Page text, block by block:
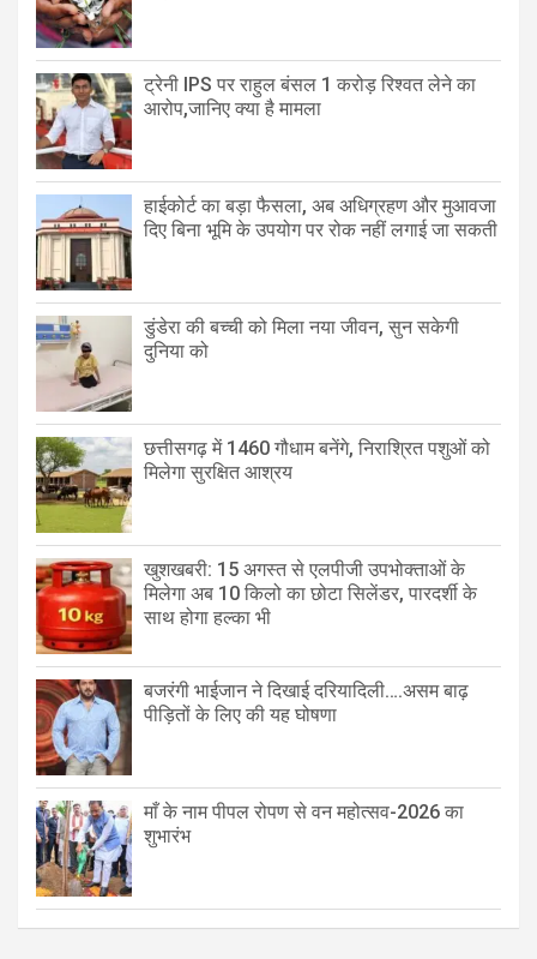
ट्रेनी IPS पर राहुल बंसल 1 करोड़ रिश्वत लेने का
आरोप,जानिए क्या है मामला
हाईकोर्ट का बड़ा फैसला, अब अधिग्रहण और मुआवजा
दिए बिना भूमि के उपयोग पर रोक नहीं लगाई जा सकती
डुंडेरा की बच्ची को मिला नया जीवन, सुन सकेगी
दुनिया को
छत्तीसगढ़ में 1460 गौधाम बनेंगे, निराश्रित पशुओं को
मिलेगा सुरक्षित आश्रय
खुशखबरी: 15 अगस्त से एलपीजी उपभोक्ताओं के
मिलेगा अब 10 किलो का छोटा सिलेंडर, पारदर्शी के
साथ होगा हल्का भी
बजरंगी भाईजान ने दिखाई दरियादिली….असम बाढ़
पीड़ितों के लिए की यह घोषणा
माँ के नाम पीपल रोपण से वन महोत्सव-2026 का
शुभारंभ